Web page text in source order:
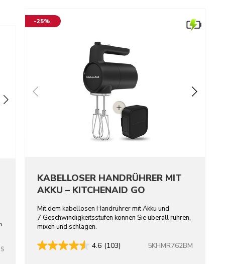
-25%
KABELLOSER HANDRÜHRER MIT
AKKU – KITCHENAID GO
Mit dem kabellosen Handrührer mit Akku und
7 Geschwindigkeitsstufen können Sie überall rühren,
mixen und schlagen.
4.6 (103) 5KHMR762BM